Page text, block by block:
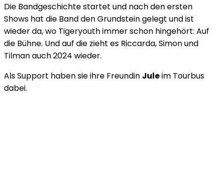
Die Bandgeschichte startet und nach den ersten
Shows hat die Band den Grundstein gelegt und ist
wieder da, wo Tigeryouth immer schon hingehört: Auf
die Bühne. Und auf die zieht es Riccarda, Simon und
Tilman auch 2024 wieder.
Als Support haben sie ihre Freundin Juleim Tourbus
dabei.